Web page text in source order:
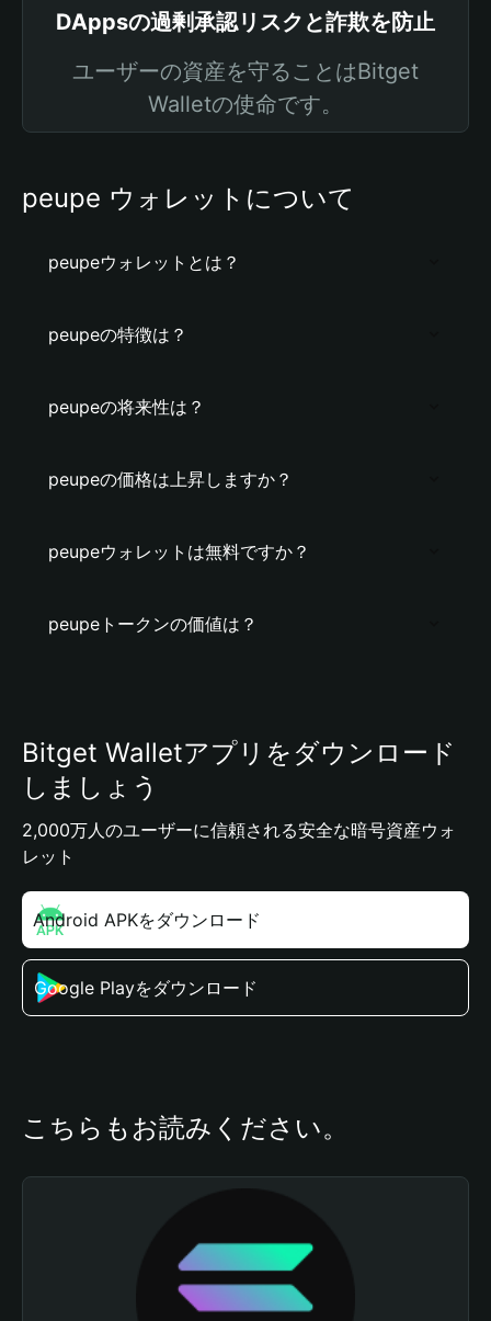
DAppsの過剰承認リスクと詐欺を防止
ユーザーの資産を守ることはBitget
Walletの使命です。
peupe ウォレットについて
peupeウォレットとは？
peupeの特徴は？
peupeの将来性は？
peupeの価格は上昇しますか？
peupeウォレットは無料ですか？
peupeトークンの価値は？
Bitget Walletアプリをダウンロード
しましょう
2,000万人のユーザーに信頼される安全な暗号資産ウォ
レット
Android APKをダウンロード
Google Playをダウンロード
こちらもお読みください。